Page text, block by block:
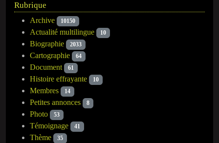
Rubrique
Archive 10150
Actualité multilingue 10
Biographie 2033
Cartographie 64
Document 61
Histoire effrayante 10
Membres 14
Petites annonces 8
Photo 53
Témoignage 41
Thème 35